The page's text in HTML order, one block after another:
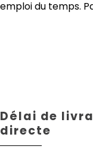
emploi du temps.
Délai de
directe